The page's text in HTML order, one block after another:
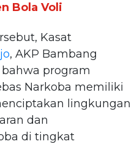
Bola Voli
Kasat
, AKP Bambang
program
Narkoba memiliki
lingkungan
dan
di tingkat